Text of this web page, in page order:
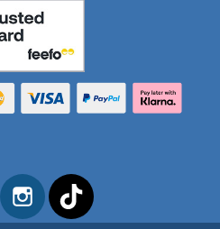
YouTubeInstagram